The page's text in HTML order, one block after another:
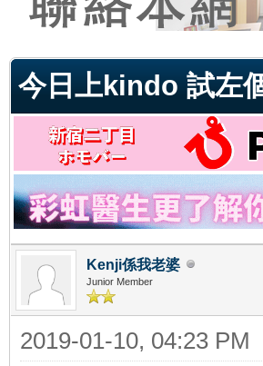
今日上kindo 試左
Kenji係我老婆
Junior Member
2019-01-10, 04:23 PM